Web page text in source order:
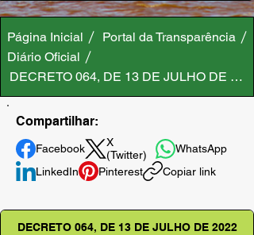
Página Inicial
Portal da Transparência
Diário Oficial
DECRETO 064, DE 13 DE JULHO DE 2022
Compartilhar:
Facebook
X
(Twitter)
WhatsApp
LinkedIn
Pinterest Copiar link
DECRETO 064, DE 13 DE JULHO DE 2022